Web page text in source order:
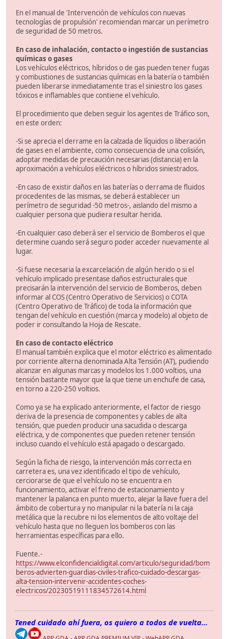
En el manual de 'Intervención de vehículos con nuevas
tecnologías de propulsión' recomiendan marcar un perímetro
de seguridad de 50 metros.
En caso de inhalación, contacto o ingestión de sustancias
químicas o gases
Los vehículos eléctricos, híbridos o de gas pueden tener fugas
y combustiones de sustancias químicas en la batería o también
pueden liberarse inmediatamente tras el siniestro los gases
tóxicos e inflamables que contiene el vehículo.
El procedimiento que deben seguir los agentes de Tráfico son,
en este orden:
-Si se aprecia el derrame en la calzada de líquidos o liberación
de gases en el ambiente, como consecuencia de una colisión,
adoptar medidas de precaución necesarias (distancia) en la
aproximación a vehículos eléctricos o híbridos siniestrados.
-En caso de existir daños en las baterías o derrama de fluidos
procedentes de las mismas, se deberá establecer un
perímetro de seguridad -50 metros-, aislando del mismo a
cualquier persona que pudiera resultar herida.
-En cualquier caso deberá ser el servicio de Bomberos el que
determine cuando será seguro poder acceder nuevamente al
lugar.
-Si fuese necesaria la excarcelación de algún herido o si el
vehículo implicado presentase daños estructurales que
precisarán la intervención del servicio de Bomberos, deben
informar al COS (Centro Operativo de Servicios) o COTA
(Centro Operativo de Tráfico) de toda la información que
tengan del vehículo en cuestión (marca y modelo) al objeto de
poder ir consultando la Hoja de Rescate.
En caso de contacto eléctrico
El manual también explica que el motor eléctrico es alimentado
por corriente alterna denominada Alta Tensión (AT), pudiendo
alcanzar en algunas marcas y modelos los 1.000 voltios, una
tensión bastante mayor que la que tiene un enchufe de casa,
en torno a 220-250 voltios.
Como ya se ha explicado anteriormente, el factor de riesgo
deriva de la presencia de componentes y cables de alta
tensión, que pueden producir una sacudida o descarga
eléctrica, y de componentes que pueden retener tensión
incluso cuando el vehículo está apagado o descargado.
Según la ficha de riesgo, la intervención más correcta en
carretera es, una vez identificado el tipo de vehículo,
cerciorarse de que el vehículo no se encuentra en
funcionamiento, activar el freno de estacionamiento y
mantener la palanca en punto muerto, alejar la llave fuera del
ámbito de cobertura y no manipular ni la batería ni la caja
metálica que la recubre ni los elementos de alto voltaje del
vehículo hasta que no lleguen los bomberos con las
herramientas específicas para ello.
Fuente.-
https://www.elconfidencialdigital.com/articulo/seguridad/bom
beros-advierten-guardias-civiles-trafico-cuidado-descargas-
alta-tension-intervenir-accidentes-coches-
electricos/20230519111834572614.html
Tened cuidado ahí fuera, os quiero a todos de vuelta...